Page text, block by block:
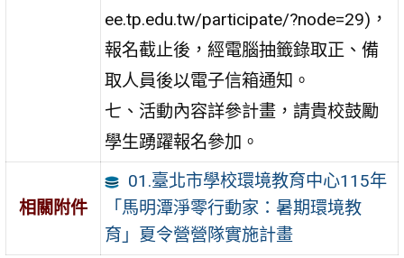
ee.tp.edu.tw/participate/?node=29)，
報名截止後，經電腦抽籤錄取正、備
取人員後以電子信箱通知。
七、活動內容詳參計畫，請貴校鼓勵
學生踴躍報名參加。
相關附件
01.臺北市學校環境教育中心115年
「馬明潭淨零行動家：暑期環境教
育」夏令營營隊實施計畫